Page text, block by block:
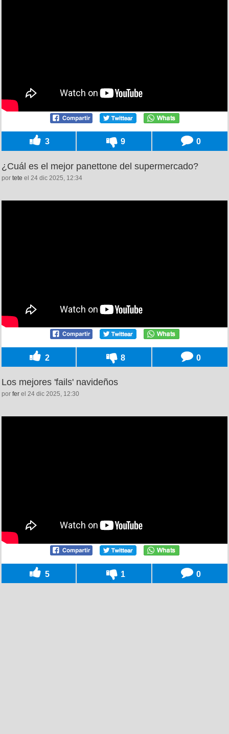
3 9 0
¿Cuál es el mejor panettone del supermercado?
por tete el 24 dic 2025, 12:34
2 8 0
Los mejores 'fails' navideños
por fer el 24 dic 2025, 12:30
5 1 0